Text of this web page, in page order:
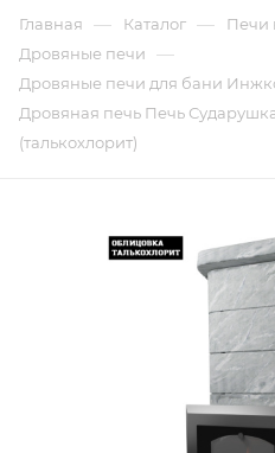
Главная — Каталог — Печи
Дровяные печи —
Дровяные печи для бани
Дровяная печь Печь
(талькохлорит)